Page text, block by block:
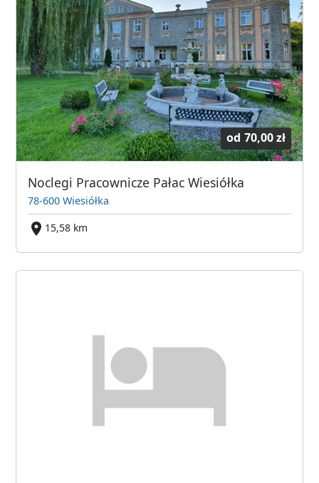
od 70,00 zł
Noclegi Pracownicze Pałac Wiesiółka
78-600 Wiesiółka
15,58 km